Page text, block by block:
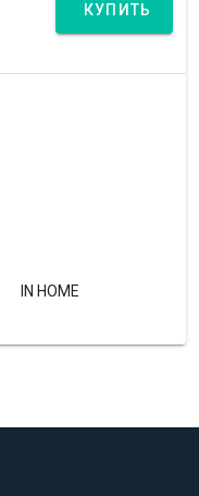
КУПИТЬ
IN HOME